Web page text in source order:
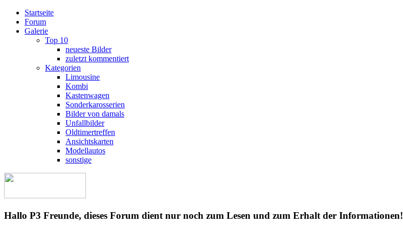
Startseite
Forum
Galerie
Top 10
neueste Bilder
zuletzt kommentiert
Kategorien
Limousine
Kombi
Kastenwagen
Sonderkarosserien
Bilder von damals
Unfallbilder
Oldtimertreffen
Ansichtskarten
Modellautos
sonstige
Hallo P3 Freunde, dieses Forum dient nur noch zum Lesen und zum Erhalt der Informationen!